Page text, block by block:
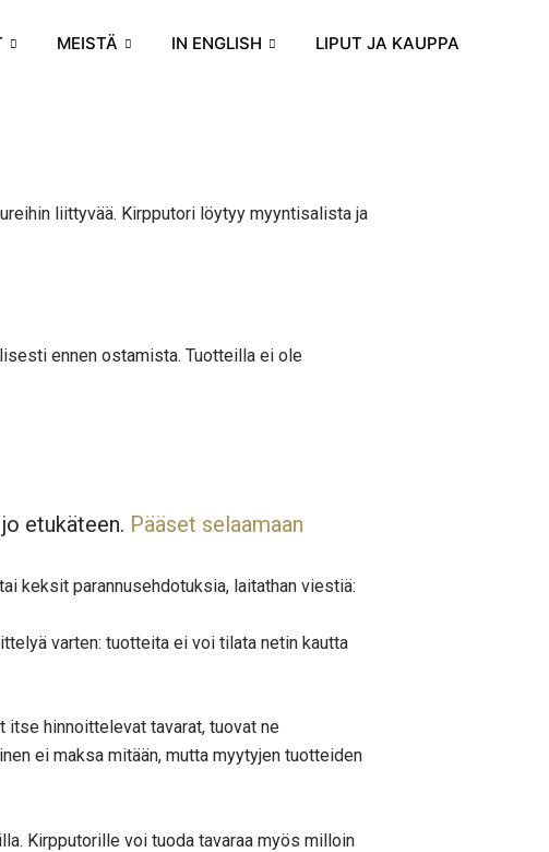
MEISTÄ IN ENGLISH LIPUT JA KAUPPA
liittyvää. Kirpputori löytyy myyntisalista ja
ennen ostamista. Tuotteilla ei ole
etukäteen. Pääset selaamaan
keksit parannusehdotuksia, laitathan viestiä:
varten: tuotteita ei voi tilata netin kautta
itse hinnoittelevat tavarat, tuovat ne
ei maksa mitään, mutta myytyjen tuotteiden
Kirpputorille voi tuoda tavaraa myös milloin